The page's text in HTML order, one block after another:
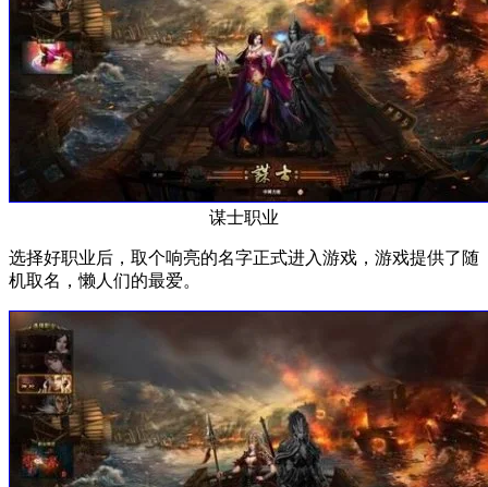
谋士职业
选择好职业后，取个响亮的名字正式进入游戏，游戏提供了随
机取名，懒人们的最爱。